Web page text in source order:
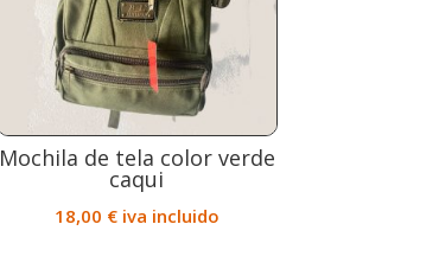
Mochila de tela color verde
caqui
18,00 € iva incluido